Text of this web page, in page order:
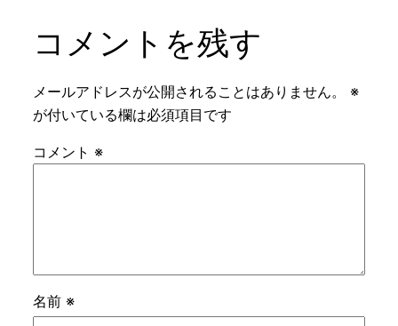
コメントを残す
メールアドレスが公開されることはありません。
※
が付いている欄は必須項目です
コメント ※
名前 ※